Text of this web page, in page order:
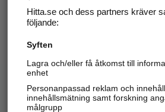
Hitta.se - Gratis nummerupplysning.
Sök företag, personer och platser.
Hitta telefonnummer, adresser,
Hitta.se och dess partners kräver
följande:
Syften
Lagra och/eller få åtkomst till
enhet
Personanpassad reklam och
innehållsmätning samt forskning
målgrupp